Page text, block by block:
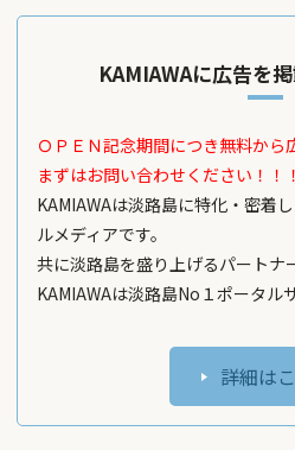
KAMIAWAに広告を
ＯＰＥＮ記念期間につき無料から
まずはお問い合わせください！！！
KAMIAWAは淡路島に特化・密着
ルメディアです。
共に淡路島を盛り上げるパートナ
KAMIAWAは淡路島No１ポータル
詳細は